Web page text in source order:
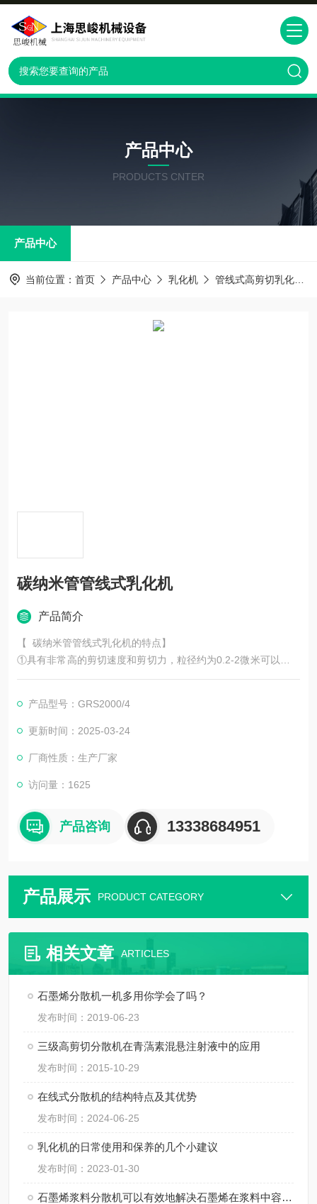
产品中心
PRODUCTS CNTER
产品中心
当前位置： 首页 产品中心 乳化机 管线式高剪切乳化机
碳纳米管管线式乳化机
产品简介
【 碳纳米管管线式乳化机的特点】
①具有非常高的剪切速度和剪切力，粒径约为0.2-2微米可以确保
高速分散乳化的稳定性。
状液、悬浮液和胶体的均质混合。
③三级乳化机由定、转子系统所产生的剪切力使得溶质转移速度
产品型号：GRS2000/4
更新时间：2025-03-24
厂商性质：生产厂家
访问量：1625
产品咨询 13338684951
产品展示 PRODUCT CATEGORY
相关文章 ARTICLES
石墨烯分散机一机多用你学会了吗？
发布时间：2019-06-23
三级高剪切分散机在青薃素混悬注射液中的应用
发布时间：2015-10-29
在线式分散机的结构特点及其优势
发布时间：2024-06-25
乳化机的日常使用和保养的几个小建议
发布时间：2023-01-30
石墨烯浆料分散机可以有效地解决石墨烯在浆料中容易团聚的问题